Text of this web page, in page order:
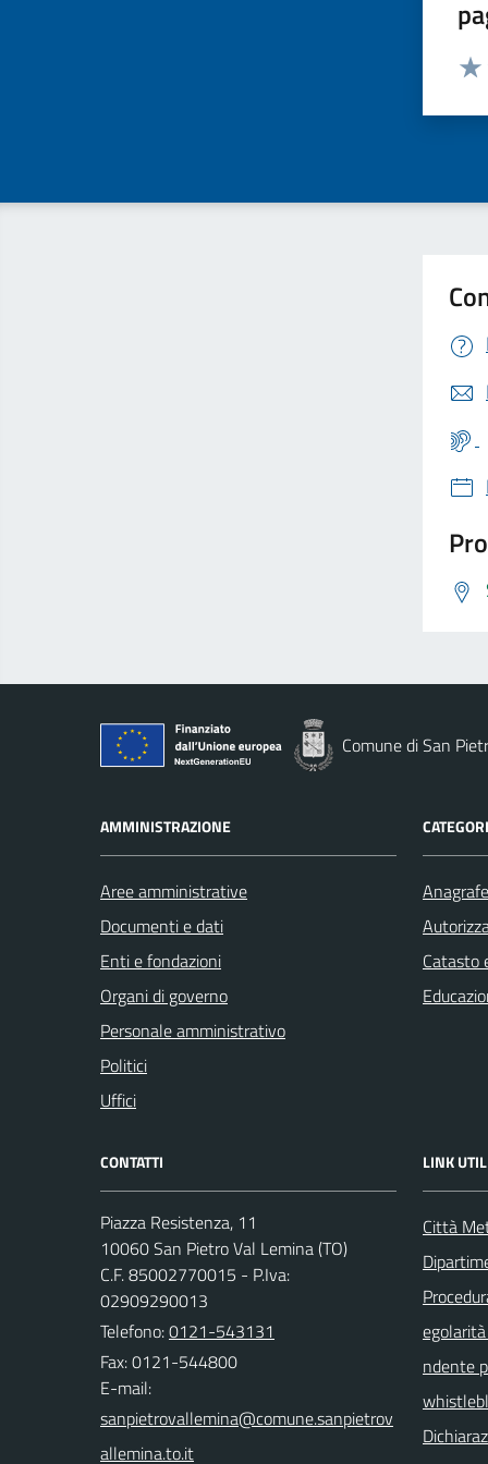
Comune di San
AMMINISTRAZIONE
Aree amministrative
Documenti e dati
Enti e fondazioni
Organi di governo
Personale amministrativo
Politici
Uffici
Catasto
CONTATTI
Piazza Resistenza, 11
10060 San Pietro Val Lemina (TO)
C.F. 85002770015 - P.Iva:
02909290013
Telefono:0121-543131
Fax: 0121-544800
E-mail:
LINK
Città
ndente